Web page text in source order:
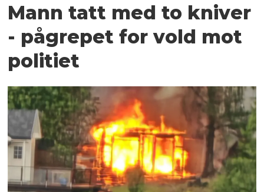
Mann tatt med to kniver
- pågrepet for vold mot
politiet